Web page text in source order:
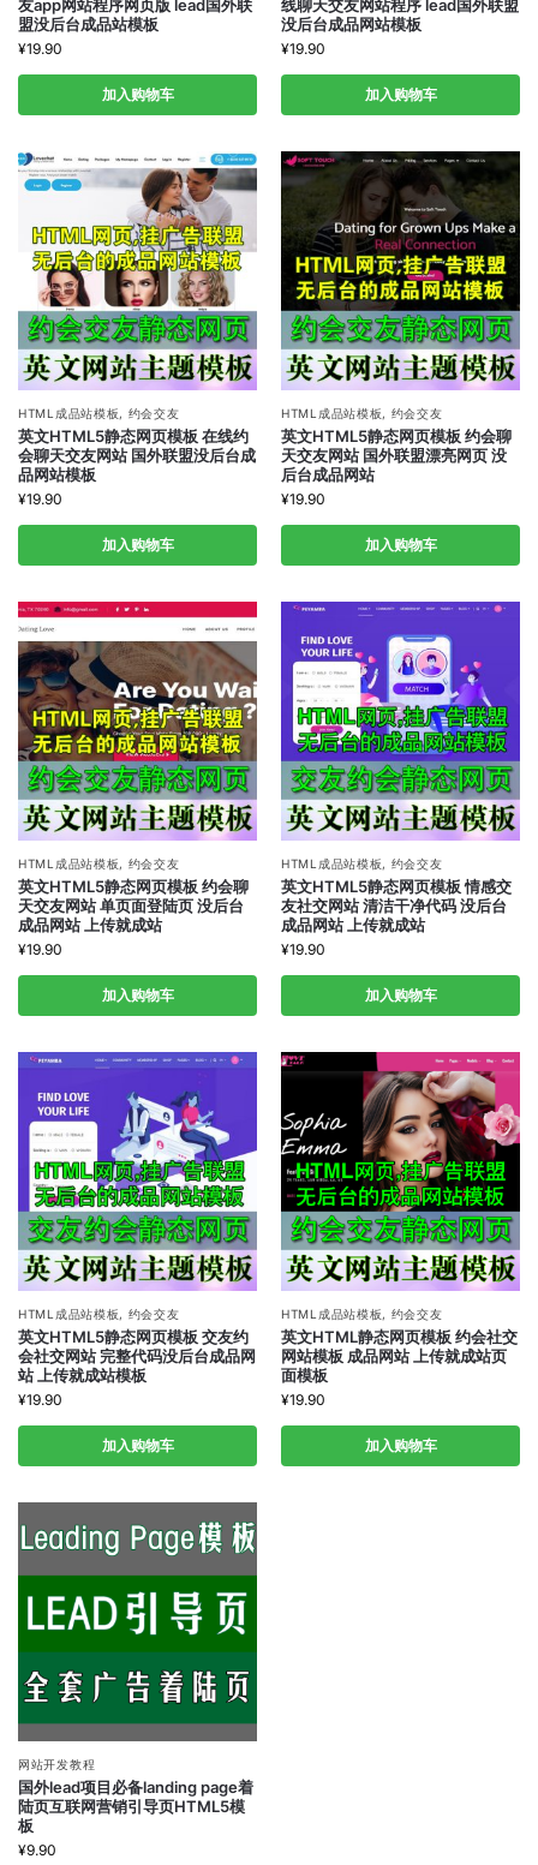
友app网站程序网页版 lead国外联
盟没后台成品站模板
¥19.90
加入购物车
线聊天交友网站程序 lead国外联盟
没后台成品网站模板
¥19.90
加入购物车
HTML成品站模板, 约会交友
英文HTML5静态网页模板 在线约
会聊天交友网站 国外联盟没后台成
品网站模板
¥19.90
加入购物车
HTML成品站模板, 约会交友
英文HTML5静态网页模板 约会聊
天交友网站 国外联盟漂亮网页 没
后台成品网站
¥19.90
加入购物车
HTML成品站模板, 约会交友
英文HTML5静态网页模板 约会聊
天交友网站 单页面登陆页 没后台
成品网站 上传就成站
¥19.90
加入购物车
HTML成品站模板, 约会交友
英文HTML5静态网页模板 情感交
友社交网站 清洁干净代码 没后台
成品网站 上传就成站
¥19.90
加入购物车
HTML成品站模板, 约会交友
英文HTML5静态网页模板 交友约
会社交网站 完整代码没后台成品网
站 上传就成站模板
¥19.90
加入购物车
HTML成品站模板, 约会交友
英文HTML静态网页模板 约会社交
网站模板 成品网站 上传就成站页
面模板
¥19.90
加入购物车
网站开发教程
国外lead项目必备landing page着
陆页互联网营销引导页HTML5模
板
¥9.90